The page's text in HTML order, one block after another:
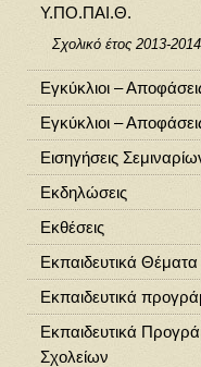
Υ.ΠΟ.ΠΑΙ.Θ.
Σχολικό έτος 2013-2014
Εγκύκλιοι –
Εγκύκλιοι –
Εισηγήσεις
Εκδηλώσεις
Εκθέσεις
Εκπαιδευτικά Θέματα
Εκπαιδευτικά
Εκπαιδευτικά
Σχολείων